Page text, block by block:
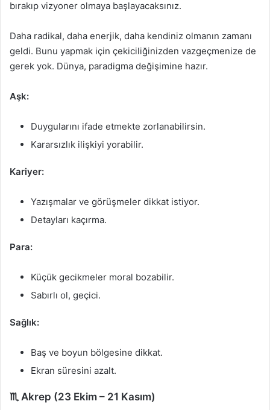
bırakıp vizyoner olmaya başlayacaksınız.
Daha radikal, daha enerjik, daha kendiniz olmanın zamanı
geldi. Bunu yapmak için çekiciliğinizden vazgeçmenize de
gerek yok. Dünya, paradigma değişimine hazır.
Aşk:
Duygularını ifade etmekte zorlanabilirsin.
Kararsızlık ilişkiyi yorabilir.
Kariyer:
Yazışmalar ve görüşmeler dikkat istiyor.
Detayları kaçırma.
Para:
Küçük gecikmeler moral bozabilir.
Sabırlı ol, geçici.
Sağlık:
Baş ve boyun bölgesine dikkat.
Ekran süresini azalt.
♏ Akrep (23 Ekim – 21 Kasım)